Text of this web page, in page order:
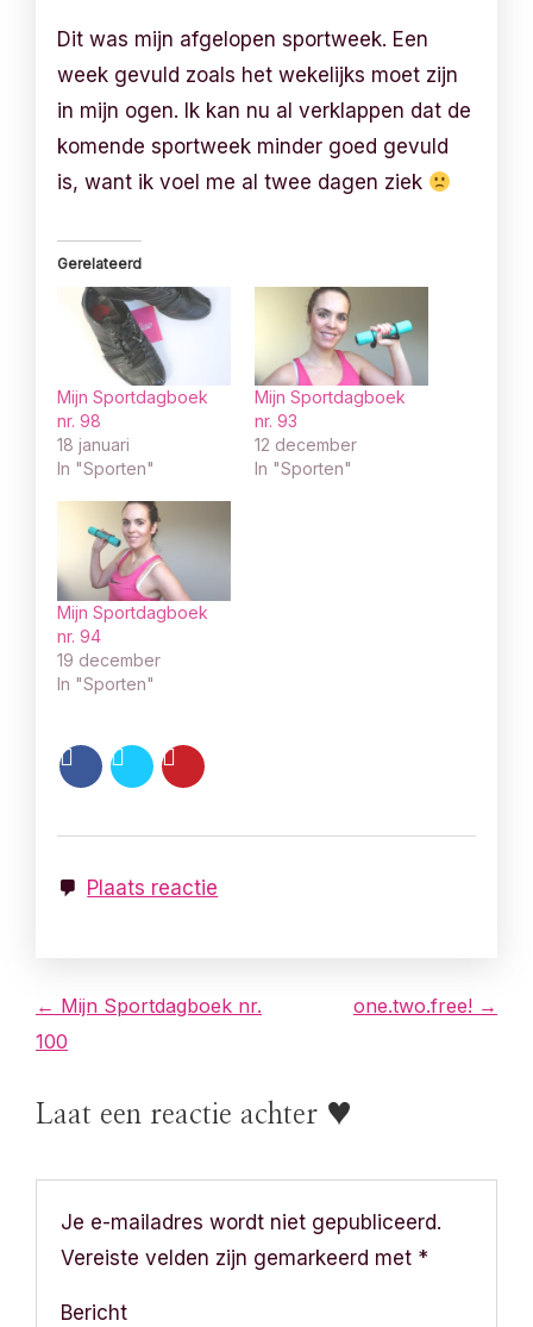
Dit was mijn afgelopen sportweek. Een
week gevuld zoals het wekelijks moet zijn
in mijn ogen. Ik kan nu al verklappen dat de
komende sportweek minder goed gevuld
is, want ik voel me al twee dagen ziek
Gerelateerd
Mijn Sportdagboek
nr. 98
18 januari
In "Sporten"
Mijn Sportdagboek
nr. 93
12 december
In "Sporten"
Mijn Sportdagboek
nr. 94
19 december
In "Sporten"
Plaats reactie
B
e
r
← Mijn Sportdagboek nr.
100
one.two.free! →
Laat een reactie achter ♥
Je e-mailadres wordt niet gepubliceerd.
Vereiste velden zijn gemarkeerd met *
Bericht